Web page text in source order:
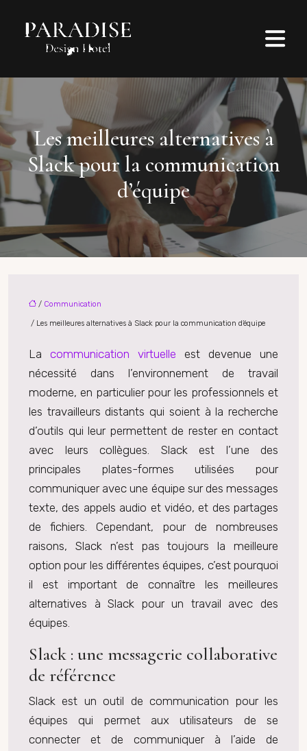
Les meilleures alternatives à
Slack pour la communication
d’équipe
/ Communication
/ Les meilleures alternatives à Slack pour la communication d’équipe
La communication virtuelle est devenue une
nécessité dans l’environnement de travail
moderne, en particulier pour les professionnels et
les travailleurs distants qui soient à la recherche
d’outils qui leur permettent de rester en contact
avec leurs collègues. Slack est l’une des
principales plates-formes utilisées pour
communiquer avec une équipe sur des messages
texte, des appels audio et vidéo, et des partages
de fichiers. Cependant, pour de nombreuses
raisons, Slack n’est pas toujours la meilleure
option pour les différentes équipes, c’est pourquoi
il est important de connaître les meilleures
alternatives à Slack pour un travail avec des
équipes.
Slack : une messagerie collaborative
de référence
Slack est un outil de communication pour les
équipes qui permet aux utilisateurs de se
connecter et de communiquer à l’aide de